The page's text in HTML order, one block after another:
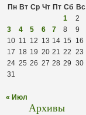
Пн Вт Ср Чт Пт Сб Вс
1
2
3
4 5 6 7 8
9
10 11 12 13 14 15
16
17 18 19 20 21 22 23
24 25 26 27 28 29 30
31
« Июл
Архивы